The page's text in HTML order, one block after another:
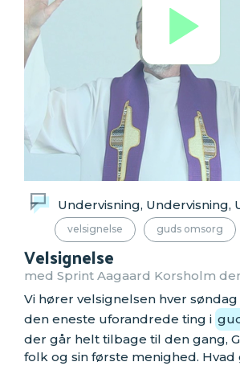
Undervisning, Undervisning,
velsignelse guds omsorg
Velsignelse
med Sprint Aagaard Korsholm
Vi hører velsignelsen hver
den eneste uforandrede ting i
der går helt tilbage til den gang,
folk og sin første menighed. Hvad